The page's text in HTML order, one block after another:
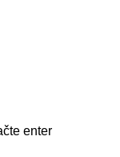
enter